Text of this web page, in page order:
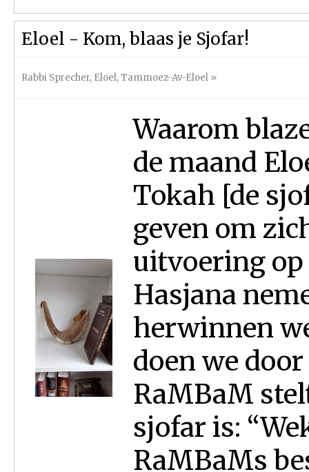
Eloel - Kom, blaas je Sjofar!
Rabbi Sprecher, Eloel,Tammoez-Av-Eloel »
Waarom
de maand
Tokah [de
geven om
uitvoering op
Hasjana
herwinnen
doen we
RaMBaM
sjofar is:
RaMBaMs